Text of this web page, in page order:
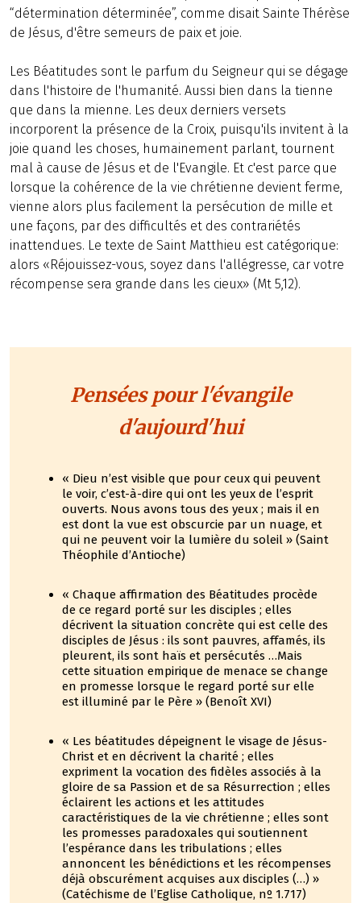
“détermination déterminée”, comme disait Sainte Thérèse
de Jésus, d'être semeurs de paix et joie.
Les Béatitudes sont le parfum du Seigneur qui se dégage
dans l'histoire de l'humanité. Aussi bien dans la tienne
que dans la mienne. Les deux derniers versets
incorporent la présence de la Croix, puisqu'ils invitent à la
joie quand les choses, humainement parlant, tournent
mal à cause de Jésus et de l'Evangile. Et c'est parce que
lorsque la cohérence de la vie chrétienne devient ferme,
vienne alors plus facilement la persécution de mille et
une façons, par des difficultés et des contrariétés
inattendues. Le texte de Saint Matthieu est catégorique:
alors «Réjouissez-vous, soyez dans l'allégresse, car votre
récompense sera grande dans les cieux» (Mt 5,12).
Pensées pour l'évangile
d'aujourd'hui
« Dieu n’est visible que pour ceux qui peuvent
le voir, c’est-à-dire qui ont les yeux de l’esprit
ouverts. Nous avons tous des yeux ; mais il en
est dont la vue est obscurcie par un nuage, et
qui ne peuvent voir la lumière du soleil » (Saint
Théophile d’Antioche)
« Chaque affirmation des Béatitudes procède
de ce regard porté sur les disciples ; elles
décrivent la situation concrète qui est celle des
disciples de Jésus : ils sont pauvres, affamés, ils
pleurent, ils sont haïs et persécutés …Mais
cette situation empirique de menace se change
en promesse lorsque le regard porté sur elle
est illuminé par le Père » (Benoît XVI)
« Les béatitudes dépeignent le visage de Jésus-
Christ et en décrivent la charité ; elles
expriment la vocation des fidèles associés à la
gloire de sa Passion et de sa Résurrection ; elles
éclairent les actions et les attitudes
caractéristiques de la vie chrétienne ; elles sont
les promesses paradoxales qui soutiennent
l’espérance dans les tribulations ; elles
annoncent les bénédictions et les récompenses
déjà obscurément acquises aux disciples (…) »
(Catéchisme de l’Eglise Catholique, nº 1.717)